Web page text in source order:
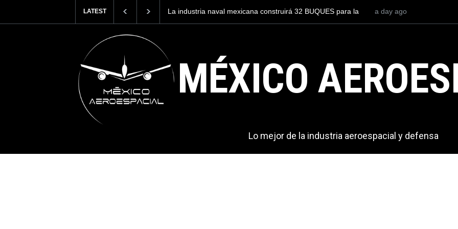
LATEST
Entrenar a un piloto para volar los nuevos C-130J mexicanos
México se posiciona
del mundo, al superar
exportaciones en el
2 days ago
MÉXICO
Lo mejor de la industria aeroespacial y defensa